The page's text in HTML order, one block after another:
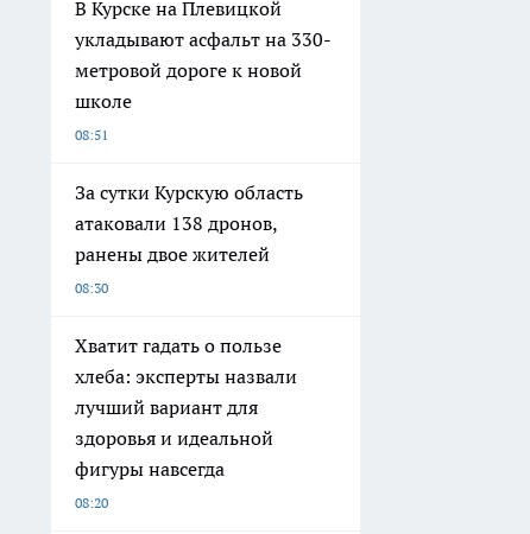
В Курске на Плевицкой
укладывают асфальт на 330-
метровой дороге к новой
школе
08:51
За сутки Курскую область
атаковали 138 дронов,
ранены двое жителей
08:30
Хватит гадать о пользе
хлеба: эксперты назвали
лучший вариант для
здоровья и идеальной
фигуры навсегда
08:20